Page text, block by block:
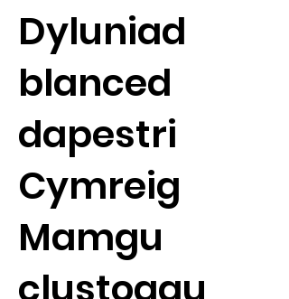
Dyluniad
blanced
dapestri
Cymreig
Mamgu
clustogau